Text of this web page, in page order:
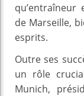
qu’entraîneur
de Marseille,
esprits.
Outre ses
un rôle
Munich,